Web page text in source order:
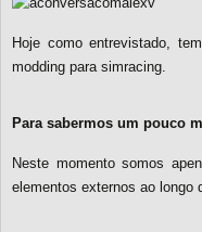
Hoje como entrevistado,
modding para simracing.
Para sabermos um pouco
Neste momento somos
elementos externos ao longo